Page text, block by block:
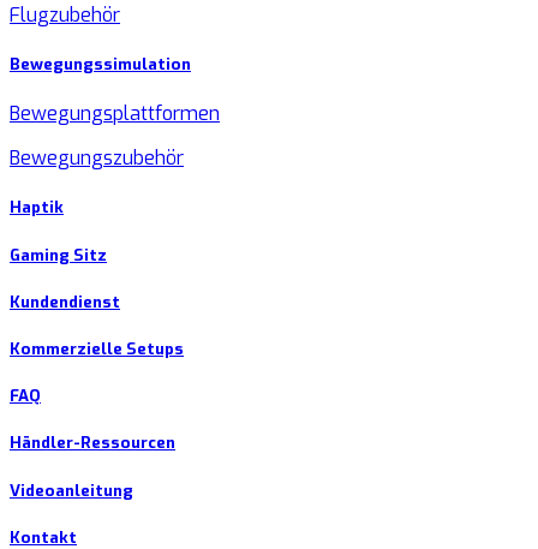
Flugzubehör
Bewegungssimulation
Bewegungsplattformen
Bewegungszubehör
Haptik
Gaming Sitz
Kundendienst
Kommerzielle Setups
FAQ
Händler-Ressourcen
Videoanleitung
Kontakt